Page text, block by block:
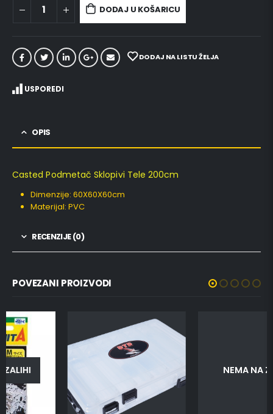
DODAJ U KOŠARICU
DODAJ NA LISTU ŽELJA
USPOREDI
OPIS
Casted Podmetač Sklopivi Tele 200cm
Dimenzije: 60X60X60cm
Materijal: PVC
RECENZIJE (0)
POVEZANI PROIZVODI
NEMA NA ZALIHI